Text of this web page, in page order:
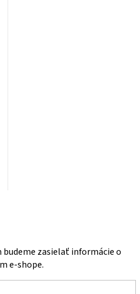
budeme zasielať informácie o
e-shope.